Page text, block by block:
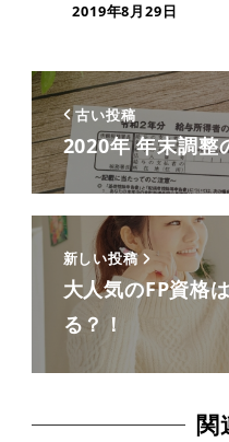
2019年8月29日
古い投稿
2020年 年末調整
新しい投稿
大人気のFP資格
る？！
関